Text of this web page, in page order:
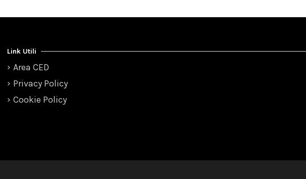
Link Utili
Area CED
Privacy Policy
Cookie Policy